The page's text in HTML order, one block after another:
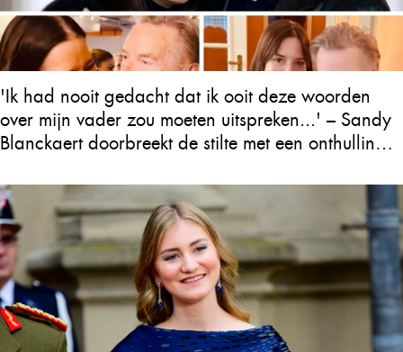
'Ik had nooit gedacht dat ik ooit deze woorden
over mijn vader zou moeten uitspreken...' – Sandy
Blanckaert doorbreekt de stilte met een onthulling
achterlaat